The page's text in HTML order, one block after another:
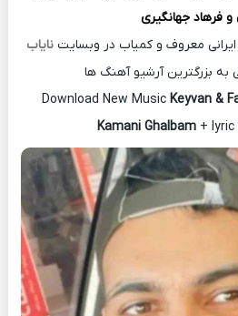
و فرهاد جهانگیری
معروف و کمیاب در وبسایت نایاب
به بزرگترین آرشیو آهنگ ها
Download New Music Keyvan &
Kamani Ghalbam +